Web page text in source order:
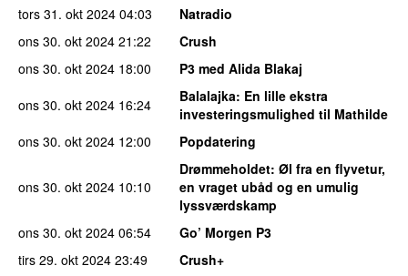
tors 31. okt 2024 04:03
Natradio
ons 30. okt 2024 21:22
Crush
ons 30. okt 2024 18:00
P3 med Alida Blakaj
ons 30. okt 2024 16:24 Balalajka: En lille ekstra
investeringsmulighed til Mathilde
ons 30. okt 2024 12:00 Popdatering
ons 30. okt 2024 10:10
Drømmeholdet: Øl fra en flyvetur,
en vraget ubåd og en umulig
lyssværdskamp
ons 30. okt 2024 06:54
Go’ Morgen P3
tirs 29. okt 2024 23:49 Crush+